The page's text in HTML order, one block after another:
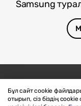
Бұл сайт cookie
отырып, сіз біздің
Samsung